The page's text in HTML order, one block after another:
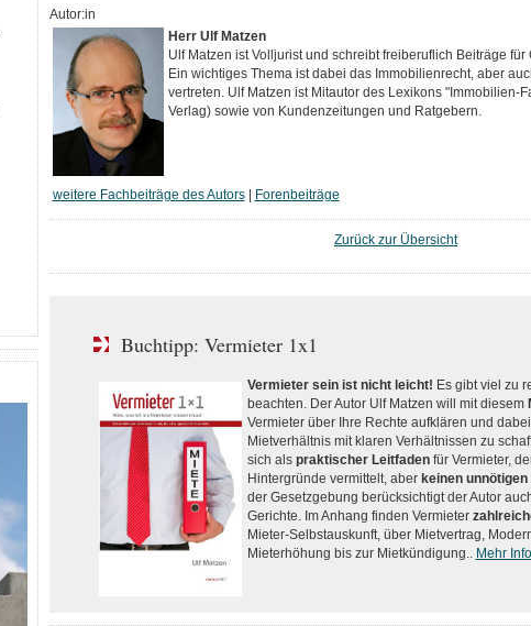
Autor:in
Herr Ulf Matzen
Ulf Matzen ist Volljurist und schreibt freiberuflich Beiträge
Ein wichtiges Thema ist dabei das Immobilienrecht, aber
vertreten. Ulf Matzen ist Mitautor des Lexikons "Immobilien-
Verlag) sowie von Kundenzeitungen und Ratgebern.
weitere Fachbeiträge des Autors| Forenbeiträge
Zurück zur Übersicht
Buchtipp: Vermieter 1x1
Vermieter sein ist nicht leicht! Es gibt viel zu
beachten. Der Autor Ulf Matzen will mit diesem
Vermieter über Ihre Rechte aufklären und
Mietverhältnis mit klaren Verhältnissen zu
sich als praktischer Leitfadenfür Vermieter,
Hintergründe vermittelt, aber keinen
der Gesetzgebung berücksichtigt der Autor
Gerichte. Im Anhang finden Vermieter
Mieter-Selbstauskunft, über Mietvertrag,
Mieterhöhung bis zur Mietkündigung.. Mehr